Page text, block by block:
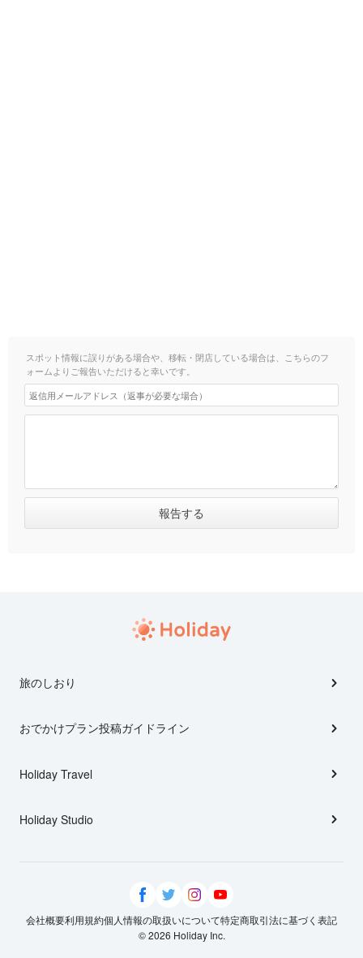
スポット情報に誤りがある場合や、移転・閉店している場合は、こちらのフ
ォームよりご報告いただけると幸いです。
旅のしおり
おでかけプラン投稿ガイドライン
Holiday Travel
Holiday Studio
会社概要利用規約個人情報の取扱いについて特定商取引法に基づく表記
© 2026 Holiday Inc.